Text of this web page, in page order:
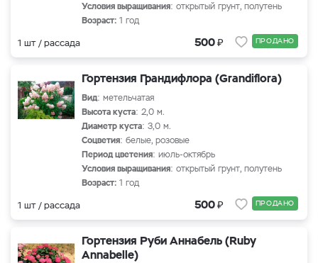
Условия выращивания: открытый грунт, полутень
Возраст: 1 год
1 шт / рассада 500₽ ПРОДАНО
Гортензия Грандифлора (Grandiflora)
Вид: метельчатая
Высота куста: 2,0 м.
Диаметр куста: 3,0 м.
Соцветия: белые, розовые
Период цветения: июль-октябрь
Условия выращивания: открытый грунт, полутень
Возраст: 1 год
1 шт / рассада 500₽ ПРОДАНО
Гортензия Руби Аннабель (Ruby
Annabelle)